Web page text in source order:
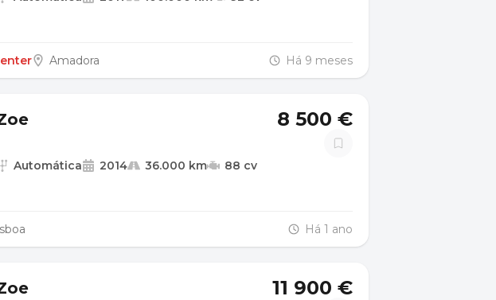
Amadora Há 9 meses
8 500 €
Automática 2014 36.000 km 88 cv
Há 1 ano
11 900 €